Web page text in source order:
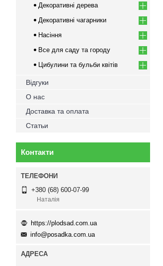
Декоративні дерева
Декоративні чагарники
Насіння
Все для саду та городу
Цибулини та бульби квітів
Відгуки
О нас
Доставка та оплата
Статьи
Контакти
+380 (68) 600-07-99
Наталія
https://plodsad.com.ua
info@posadka.com.ua